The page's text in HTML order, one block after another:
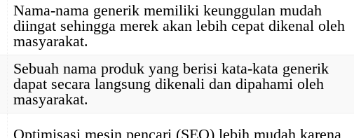
Nama-nama generik memiliki keunggulan mudah
diingat sehingga merek akan lebih cepat dikenal oleh
masyarakat.
Sebuah nama produk yang berisi kata-kata generik
dapat secara langsung dikenali dan dipahami oleh
masyarakat.
Optimisasi mesin pencari (SEO) lebih mudah karena